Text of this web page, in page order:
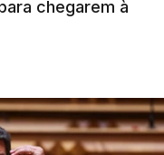
chegarem à